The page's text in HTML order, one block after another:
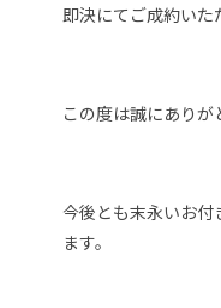
即決にてご成約いた
この度は誠にありが
今後とも末永いお付
ます。